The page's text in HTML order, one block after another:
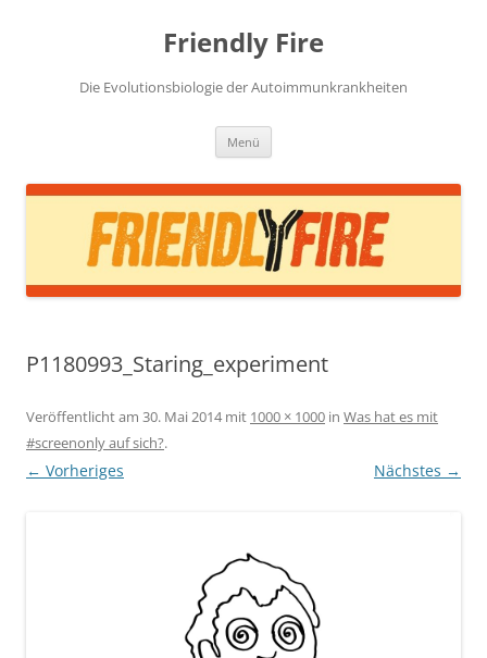
Friendly Fire
Die Evolutionsbiologie der Autoimmunkrankheiten
Menü
P1180993_Staring_experiment
Veröffentlicht am 30. Mai 2014mit 1000 × 1000 in Was hat es mit
#screenonly auf sich?.
← Vorheriges Nächstes →